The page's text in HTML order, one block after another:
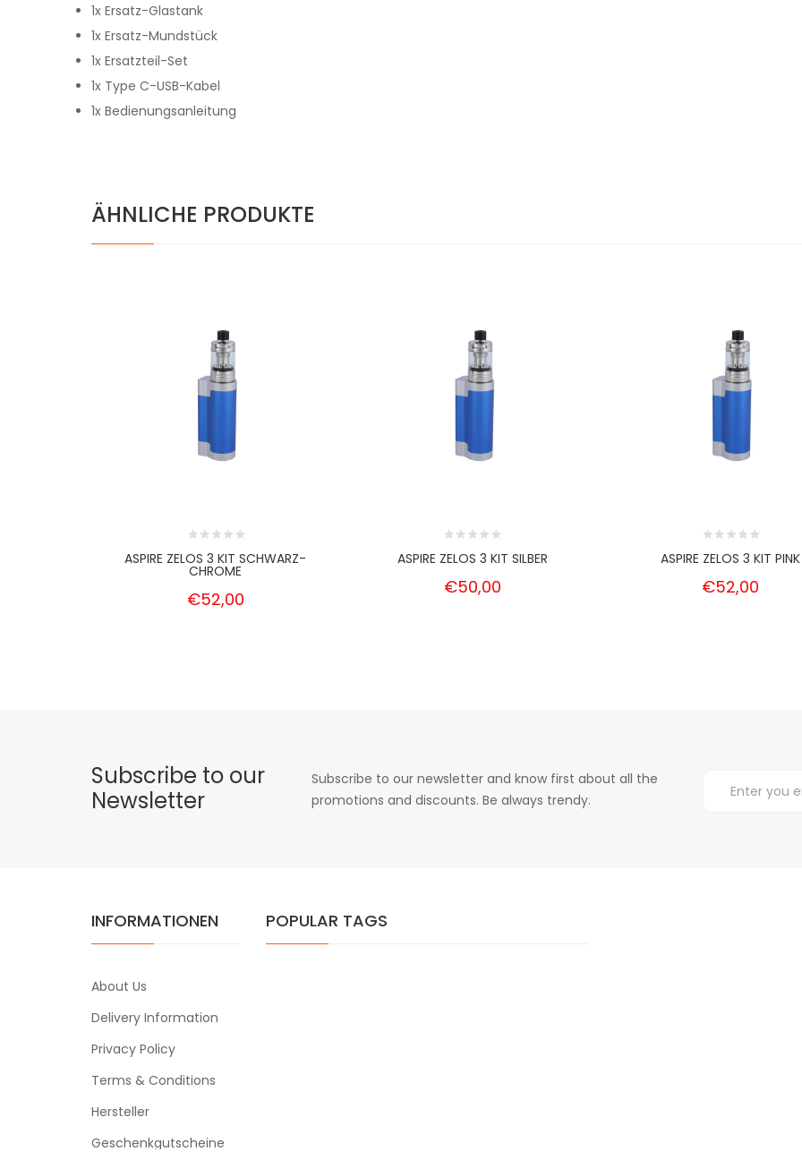
1x Ersatz-Glastank
1x Ersatz-Mundstück
1x Ersatzteil-Set
1x Type C-USB-Kabel
1x Bedienungsanleitung
ÄHNLICHE PRODUKTE
ASPIRE ZELOS 3 KIT SCHWARZ-
CHROME
€52,00
ASPIRE ZELOS 3 KIT SILBER
€50,00
ASPIRE ZELOS 3 KIT PINK
€52,00
Subscribe to our
Newsletter
Subscribe to our newsletter and know first about all the
promotions and discounts. Be always trendy.
INFORMATIONEN
About Us
Delivery Information
Privacy Policy
Terms & Conditions
Hersteller
Geschenkgutscheine
POPULAR TAGS